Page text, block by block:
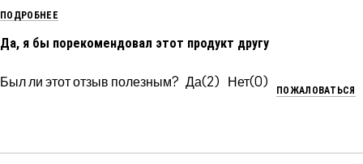
ПОДРОБНЕЕ
Да, я бы порекомендовал этот продукт другу
Был ли этот отзыв полезным? 2 0
ПОЖАЛОВАТЬСЯ